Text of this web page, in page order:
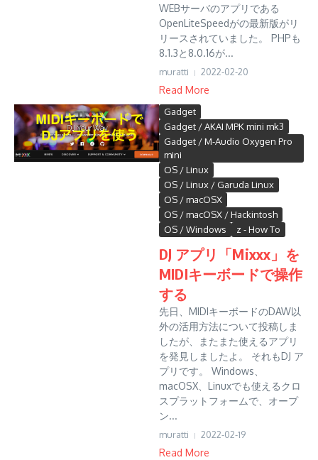
WEBサーバのアプリである
OpenLiteSpeedがの最新版がリ
リースされていました。 PHPも
8.1.3と8.0.16が...
muratti 2022-02-20
Read More
Gadget
Gadget / AKAI MPK mini mk3
Gadget / M-Audio Oxygen Pro
mini
OS / Linux
OS / Linux / Garuda Linux
OS / macOSX
OS / macOSX / Hackintosh
OS / Windows
z - How To
DJ アプリ「Mixxx」を
MIDIキーボードで操作
する
先日、MIDIキーボードのDAW以
外の活用方法について投稿しま
したが、またまた使えるアプリ
を発見しましたよ。 それもDJ ア
プリです。 Windows、
macOSX、Linuxでも使えるクロ
スプラットフォームで、オープ
ン...
muratti 2022-02-19
Read More